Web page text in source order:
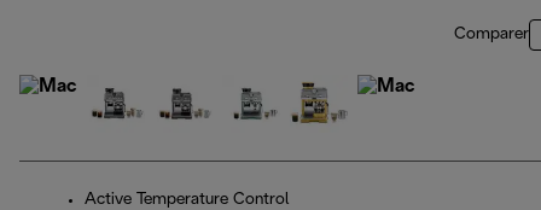
Comparer
Active Temperature Control